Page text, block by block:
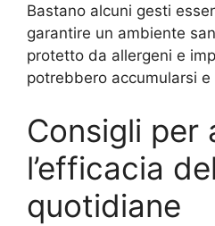
Bastano alcuni gesti
garantire un ambiente
protetto da allergeni e
potrebbero accumularsi
Consigli per
l’efficacia
quotidiane